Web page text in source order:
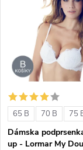
t
o
v
t
o
v65 B 70 B 75
Dámska
up - Lormar My